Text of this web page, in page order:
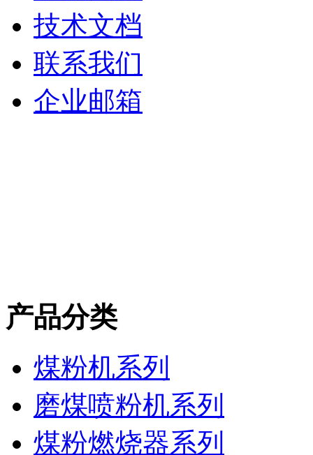
技术文档
联系我们
企业邮箱
产品分类
煤粉机系列
磨煤喷粉机系列
煤粉燃烧器系列